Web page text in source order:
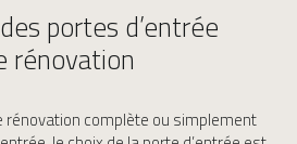
portes d’entrée
rénovation
rénovation complète ou simplement